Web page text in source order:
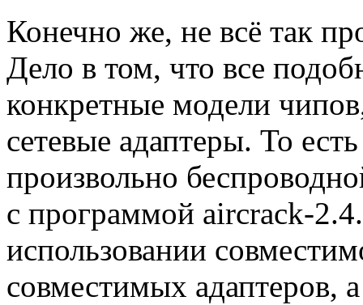
Конечно же, не всё так
Дело в том, что все
конкретные модели
сетевые адаптеры. То
произвольно
с программой aircrack-
использовании
совместимых адаптеров,